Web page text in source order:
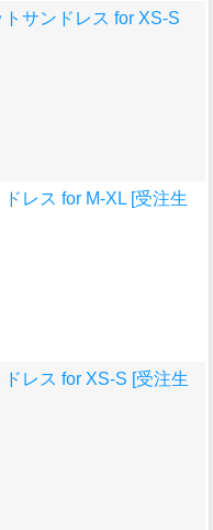
サンドレス for XS-S
レス for M-XL [受注生
レス for XS-S [受注生